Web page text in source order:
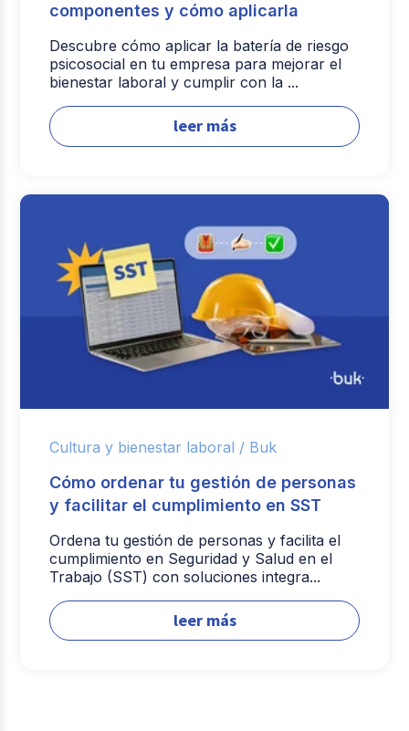
componentes y cómo aplicarla
Descubre cómo aplicar la batería de riesgo
psicosocial en tu empresa para mejorar el
bienestar laboral y cumplir con la ...
leer más
Cultura y bienestar laboral / Buk
Cómo ordenar tu gestión de personas
y facilitar el cumplimiento en SST
Ordena tu gestión de personas y facilita el
cumplimiento en Seguridad y Salud en el
Trabajo (SST) con soluciones integra...
leer más